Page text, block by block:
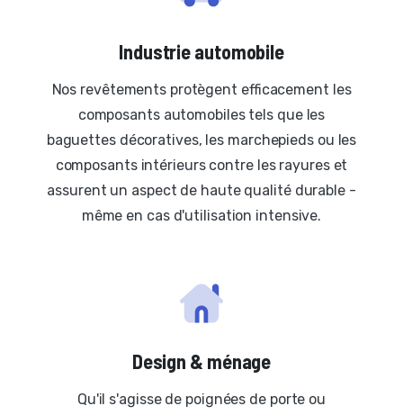
Industrie automobile
Nos revêtements protègent efficacement les
composants automobiles tels que les
baguettes décoratives, les marchepieds ou les
composants intérieurs contre les rayures et
assurent un aspect de haute qualité durable -
même en cas d'utilisation intensive.
Design & ménage
Qu'il s'agisse de poignées de porte ou